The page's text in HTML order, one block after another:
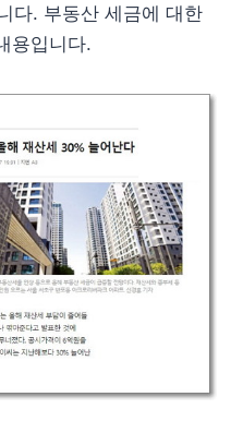
다. 부동산 세금에 대한
용입니다.